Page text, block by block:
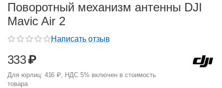
Поворотный механизм антенны DJI
Mavic Air 2
Написать отзыв
333₽
Для юрлиц: 416 ₽, НДС 5% включен в стоимость
товара